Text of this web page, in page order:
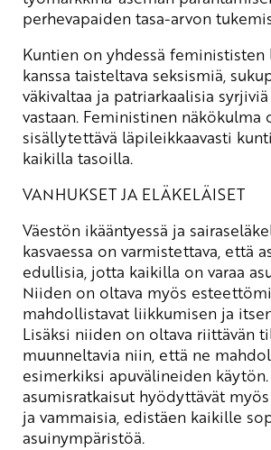
perhevapaiden tasa-arvon
Kuntien on yhdessä
kanssa taisteltava seksismiä,
väkivaltaa ja patriarkaalisia
vastaan. Feministinen näkökulma
sisällytettävä läpileikkaavasti
kaikilla tasoilla.
VANHUKSET JA ELÄKELÄISET
Väestön ikääntyessä ja
kasvaessa on varmistettava, että
edullisia, jotta kaikilla on varaa
Niiden on oltava myös
mahdollistavat liikkumisen ja
Lisäksi niiden on oltava riittävän
muunneltavia niin, että ne
esimerkiksi apuvälineiden käytön.
asumisratkaisut hyödyttävät
ja vammaisia, edistäen kaikille
asuinympäristöä.